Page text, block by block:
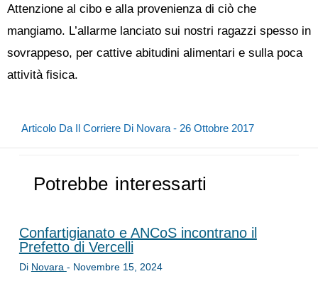
Attenzione al cibo e alla provenienza di ciò che
mangiamo. L’allarme lanciato sui nostri ragazzi spesso in
sovrappeso, per cattive abitudini alimentari e sulla poca
attività fisica.
Articolo Da Il Corriere Di Novara - 26 Ottobre 2017
Potrebbe interessarti
Confartigianato e ANCoS incontrano il
Prefetto di Vercelli
Di Novara - Novembre 15, 2024